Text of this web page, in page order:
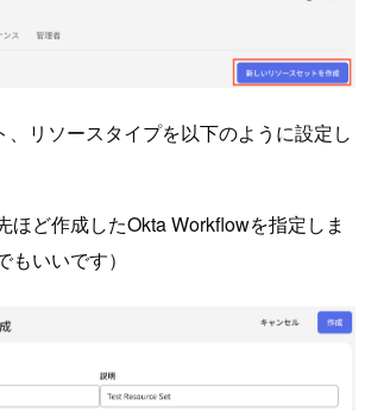
、リソースタイプを以下のように設定し
ほど作成したOkta Workflowを指定しま
いいです）